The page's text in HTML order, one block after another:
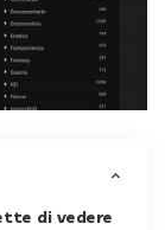
di vedere